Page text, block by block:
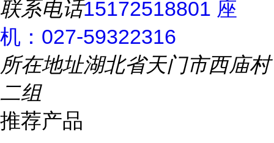
联系电话15172518801 座
机：027-59322316
所在地址湖北省天门市西庙村
二组
推荐产品